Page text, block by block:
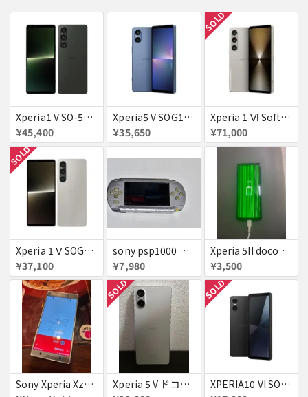
Xperia1 V SO-51D docomo ブラック 送料無料
¥45,400
Xperia5 V SOG12 ブルー au 送料無料
¥35,650
SOLD
Xperia 1 Ⅵ SoftBank プラチナシルバー 送料無料
¥71,000
SOLD
Xperia 1 Ⅴ SOG10 プラチナシルバー au 送料無料
¥37,100
sony psp1000 初期レア
¥7,980
Xperia 5II docomo SO-52A 画面線あり 充電及び電源スイッチの不具合あり
¥3,500
Sony Xperia Xz2 Premium SOV38 シルバー ジャンク
SOLD
Xperia 5 V ドコモ版
SOLD
XPERIA10 VI SOG14 au 送料無料